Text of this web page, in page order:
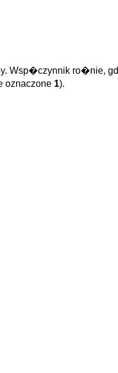
Wsp�czynnik ro�nie,
1).